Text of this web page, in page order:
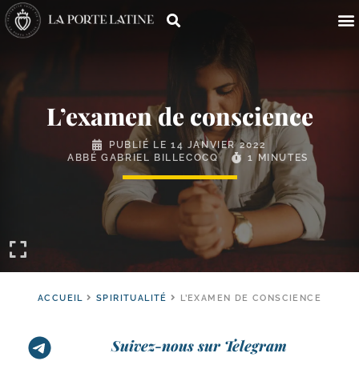
L’examen de conscience
PUBLIÉ LE 14 JANVIER 2022
ABBÉ GABRIEL BILLECOCQ
1 MINUTES
ACCUEIL SPIRITUALITÉ L’EXAMEN DE CONSCIENCE
Suivez-nous sur Telegram